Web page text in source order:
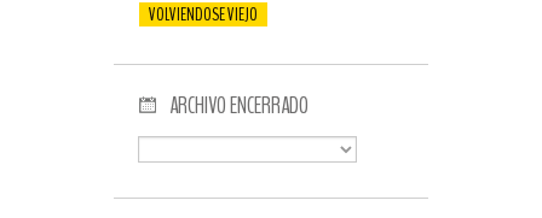
VOLVIENDOSE VIEJO
ARCHIVO ENCERRADO